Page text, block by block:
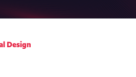
Design